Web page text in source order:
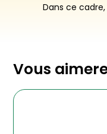
Dans ce
Vous